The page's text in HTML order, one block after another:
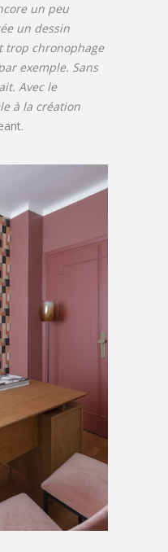
un peu
un dessin
trop chronophage
exemple. Sans
Avec le
à la création